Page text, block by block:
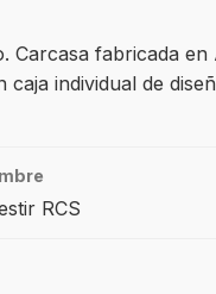
fabricada
individual de
RCS